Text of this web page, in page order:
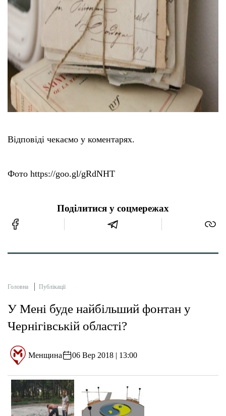
Рекламні прайси
Підтримати «місцевих»
Редакційна політика
Етичний кодекс
Відповіді чекаємо у коментарях.
Фото https://goo.gl/gRdNHT
Поділитися у соцмережах
Головна Публікації
У Мені буде найбільший фонтан у
Чернігівській області?
Менщина 06 Вер 2018 | 13:00